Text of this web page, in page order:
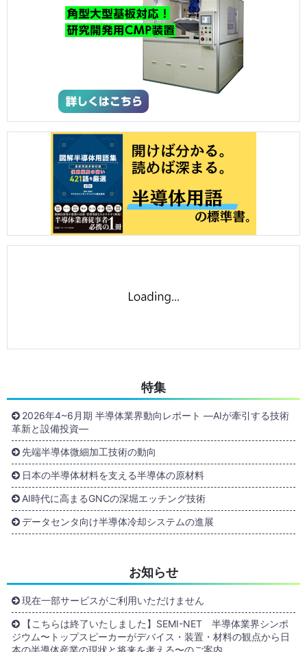
特集
2026年4~6月期 半導体業界動向レポート ―AIが牽引する技術
革新と設備投資―
先端半導体微細加工技術の動向
日本の半導体材料を支える半導体の原材料
AI時代に高まるGNCの深堀エッチング技術
データセンタ向け半導体冷却システムの進展
お知らせ
現在一部サービスがご利用いただけません
【こちらは終了いたしました】SEMI-NET 半導体業界シンポ
ジウム〜トップスピーカーがデバイス・装置・材料の観点から日
本の半導体産業の現状と将来を考える〜のご案内